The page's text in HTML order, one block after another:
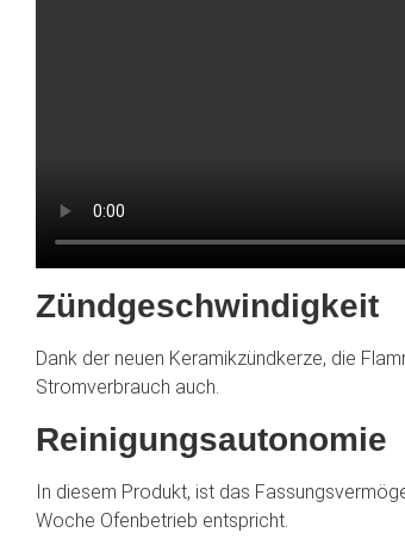
Zündgeschwindigkeit
Dank der neuen Keramikzündkerze, die
Stromverbrauch auch.
Reinigungsautonomie
In diesem Produkt, ist das
Woche Ofenbetrieb entspricht.